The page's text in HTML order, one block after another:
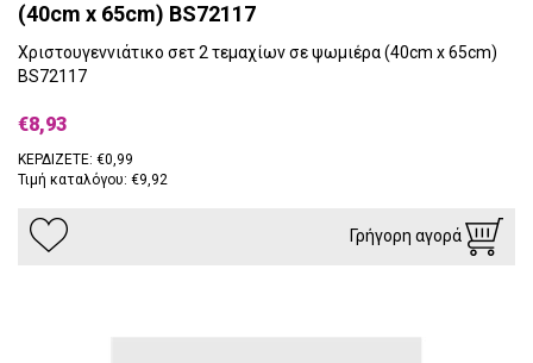
(40cm x 65cm) BS72117
Χριστουγεννιάτικο σετ 2 τεμαχίων σε ψωμιέρα (40cm x 65cm)
BS72117
€8,93
ΚΕΡΔΙΖΕΤΕ: €0,99
Τιμή καταλόγου: €9,92
Γρήγορη αγορά